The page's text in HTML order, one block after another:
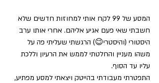
המסע של 99 לקח אותי למחוזות חדשים שלא
חשבתי שאי פעם אגיע אליהם. אחרי אותו ערב
היסטורי (והיסטרי😉) הרגשתי שעליתי פה על
משהו מעניין והחלטתי לממש את הרעיון וללכת
עליו עד הסוף.
התפטרתי מעבודתי בהייטק ויצאתי למסע מפתיע,